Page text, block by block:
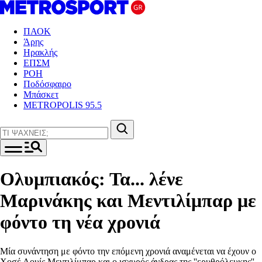
ΠΑΟΚ
Άρης
Ηρακλής
ΕΠΣΜ
ΡΟΗ
Ποδόσφαιρο
Μπάσκετ
METROPOLIS 95.5
Ολυμπιακός: Τα... λένε
Μαρινάκης και Μεντιλίμπαρ με
φόντο τη νέα χρονιά
Μία συνάντηση με φόντο την επόμενη χρονιά αναμένεται να έχουν ο